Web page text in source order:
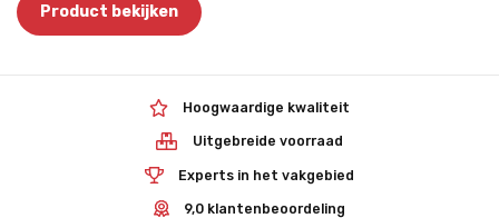
Product bekijken
Hoogwaardige kwaliteit
Uitgebreide voorraad
Experts in het vakgebied
9,0 klantenbeoordeling